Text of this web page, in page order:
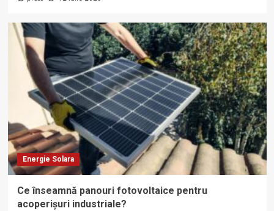
Energie Solara
Ce înseamnă panouri fotovoltaice pentru
acoperișuri industriale?